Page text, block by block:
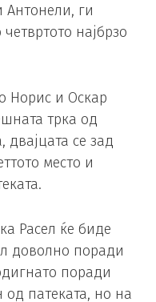
ги
најбрзо
Норис и Оскар
трка од
двајцата се зад
место и
Расел ќе биде
доволно поради
поради
од патеката, но на